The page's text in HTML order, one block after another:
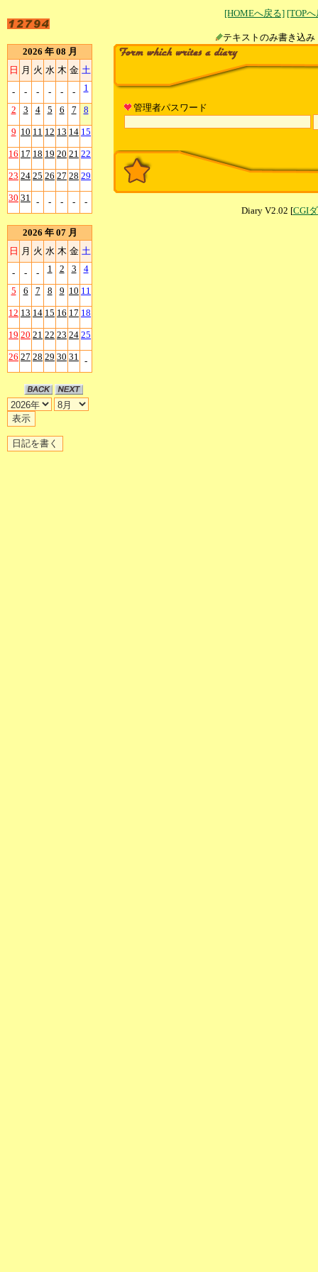
[HOMEへ戻る] [TOP
テキストのみ書
2026 年 08 月
日 月 火 水 木 金 土
- - - - - - 1
2 3 4 5 6 7 8
9 10 11 12 13 14 15
16 17 18 19 20 21 22
23 24 25 26 27 28 29
30 31 - - - - -
2026 年 07 月
日 月 火 水 木 金 土
- - - 1 2 3 4
5 6 7 8 9 10 11
12 13 14 15 16 17 18
19 20 21 22 23 24 25
26 27 28 29 30 31 -
管理者パスワード
Diary V2.02 [CGI